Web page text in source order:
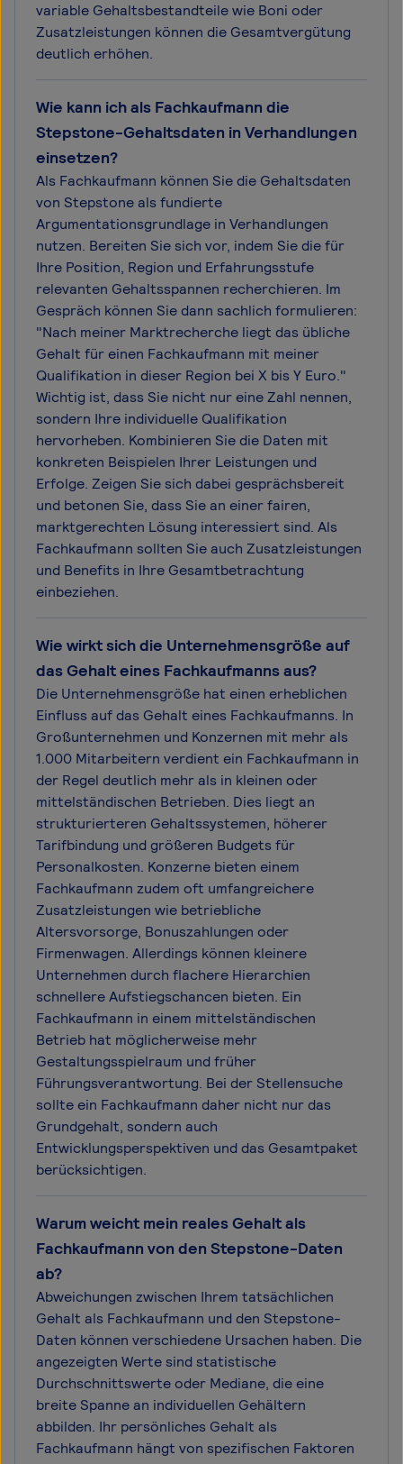
variable Gehaltsbestandteile wie Boni oder
Zusatzleistungen können die Gesamtvergütung
deutlich erhöhen.
Wie kann ich als Fachkaufmann die
Stepstone-Gehaltsdaten in Verhandlungen
einsetzen?
Als Fachkaufmann können Sie die Gehaltsdaten
von Stepstone als fundierte
Argumentationsgrundlage in Verhandlungen
nutzen. Bereiten Sie sich vor, indem Sie die für
Ihre Position, Region und Erfahrungsstufe
relevanten Gehaltsspannen recherchieren. Im
Gespräch können Sie dann sachlich formulieren:
"Nach meiner Marktrecherche liegt das übliche
Gehalt für einen Fachkaufmann mit meiner
Qualifikation in dieser Region bei X bis Y Euro."
Wichtig ist, dass Sie nicht nur eine Zahl nennen,
sondern Ihre individuelle Qualifikation
hervorheben. Kombinieren Sie die Daten mit
konkreten Beispielen Ihrer Leistungen und
Erfolge. Zeigen Sie sich dabei gesprächsbereit
und betonen Sie, dass Sie an einer fairen,
marktgerechten Lösung interessiert sind. Als
Fachkaufmann sollten Sie auch Zusatzleistungen
und Benefits in Ihre Gesamtbetrachtung
einbeziehen.
Wie wirkt sich die Unternehmensgröße auf
das Gehalt eines Fachkaufmanns aus?
Die Unternehmensgröße hat einen erheblichen
Einfluss auf das Gehalt eines Fachkaufmanns. In
Großunternehmen und Konzernen mit mehr als
1.000 Mitarbeitern verdient ein Fachkaufmann in
der Regel deutlich mehr als in kleinen oder
mittelständischen Betrieben. Dies liegt an
strukturierteren Gehaltssystemen, höherer
Tarifbindung und größeren Budgets für
Personalkosten. Konzerne bieten einem
Fachkaufmann zudem oft umfangreichere
Zusatzleistungen wie betriebliche
Altersvorsorge, Bonuszahlungen oder
Firmenwagen. Allerdings können kleinere
Unternehmen durch flachere Hierarchien
schnellere Aufstiegschancen bieten. Ein
Fachkaufmann in einem mittelständischen
Betrieb hat möglicherweise mehr
Gestaltungsspielraum und früher
Führungsverantwortung. Bei der Stellensuche
sollte ein Fachkaufmann daher nicht nur das
Grundgehalt, sondern auch
Entwicklungsperspektiven und das Gesamtpaket
berücksichtigen.
Warum weicht mein reales Gehalt als
Fachkaufmann von den Stepstone-Daten
ab?
Abweichungen zwischen Ihrem tatsächlichen
Gehalt als Fachkaufmann und den Stepstone-
Daten können verschiedene Ursachen haben. Die
angezeigten Werte sind statistische
Durchschnittswerte oder Mediane, die eine
breite Spanne an individuellen Gehältern
abbilden. Ihr persönliches Gehalt als
Fachkaufmann hängt von spezifischen Faktoren